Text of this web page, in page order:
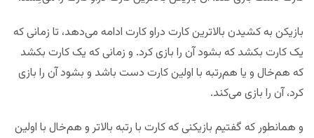
بازیکن به کشیدن بالاترین کارت دراو کارت ادامه می‌دهد، تا زمانی که
یک کارت بکشد که بشود آن را بازی کرد. و زمانی که یک کارت بکشد
که هم‌خال و یا هم‌رتبه با اولین کارت دست باشد و بشود آن را بازی
کرد، آن را بازی می‌کند.
و همانطور که گفتیم بازیکنی که کارت با رتبه بالاتر و هم‌خال با اولین